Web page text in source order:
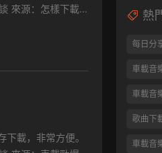
熱
每日分
車載音
車載音
歌曲下
車載音